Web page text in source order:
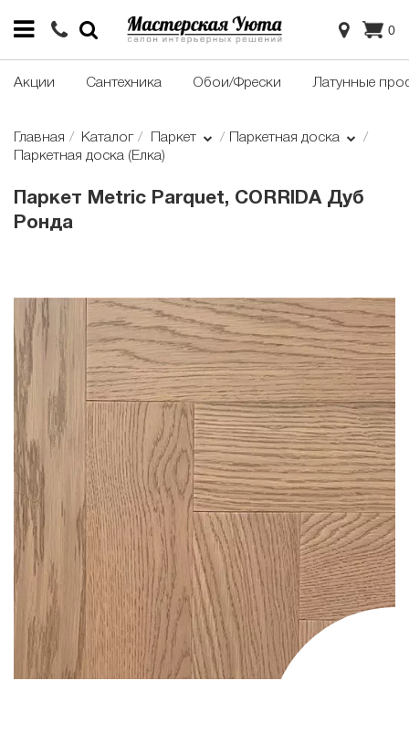
0
Акции Сантехника Обои/Фрески Латунные
Главная Каталог Паркет
Паркетная доска
Паркетная доска (Елка)
Паркет Metric Parquet, CORRIDA Дуб
Ронда